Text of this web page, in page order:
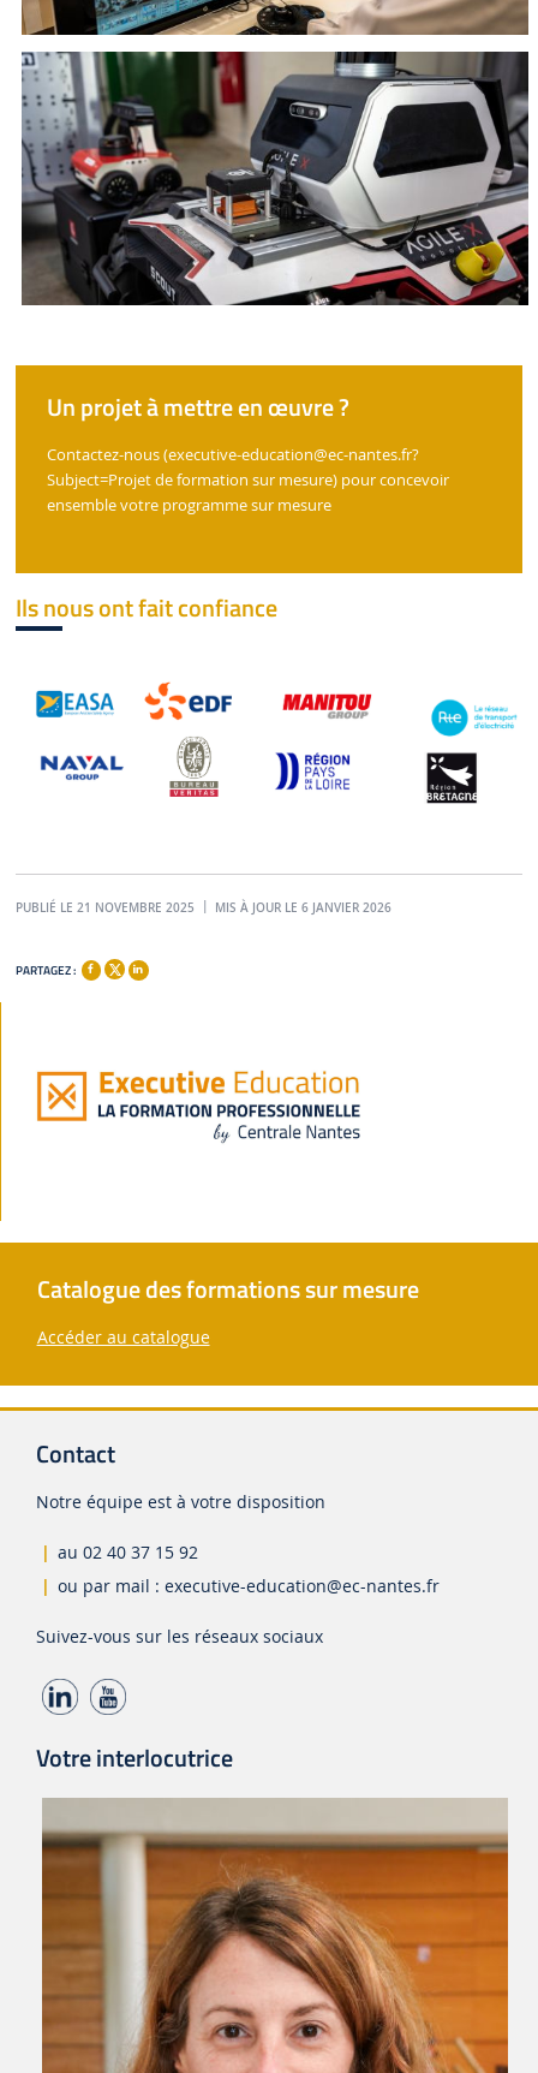
Un projet à mettre en œuvre ?
Contactez-nous (executive-education@ec-nantes.fr?
Subject=Projet de formation sur mesure) pour concevoir
ensemble votre programme sur mesure
Ils nous ont fait confiance
PUBLIÉ LE 21 NOVEMBRE 2025 MIS À JOUR LE 6 JANVIER 2026
PARTAGEZ :
Catalogue des formations sur mesure
Accéder au catalogue
Contact
Notre équipe est à votre disposition
au 02 40 37 15 92
ou par mail : executive-education@ec-nantes.fr
Suivez-vous sur les réseaux sociaux
Votre interlocutrice